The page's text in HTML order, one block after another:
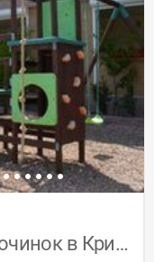
Спокійний, сімейний відпочинок в Криму 2